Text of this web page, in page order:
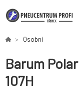
Osobní
Barum
107H